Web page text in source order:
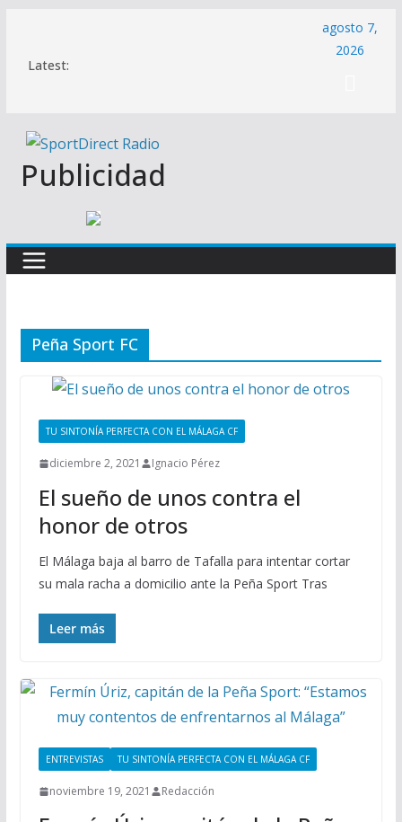
contenido
Latest:
agosto 7,
2026
Publicidad
Peña Sport FC
TU SINTONÍA PERFECTA CON EL MÁLAGA CF
diciembre 2, 2021 Ignacio Pérez
El sueño de unos contra el
honor de otros
El Málaga baja al barro de Tafalla para intentar cortar
su mala racha a domicilio ante la Peña Sport Tras
Leer más
ENTREVISTAS TU SINTONÍA PERFECTA CON EL MÁLAGA CF
noviembre 19, 2021 Redacción